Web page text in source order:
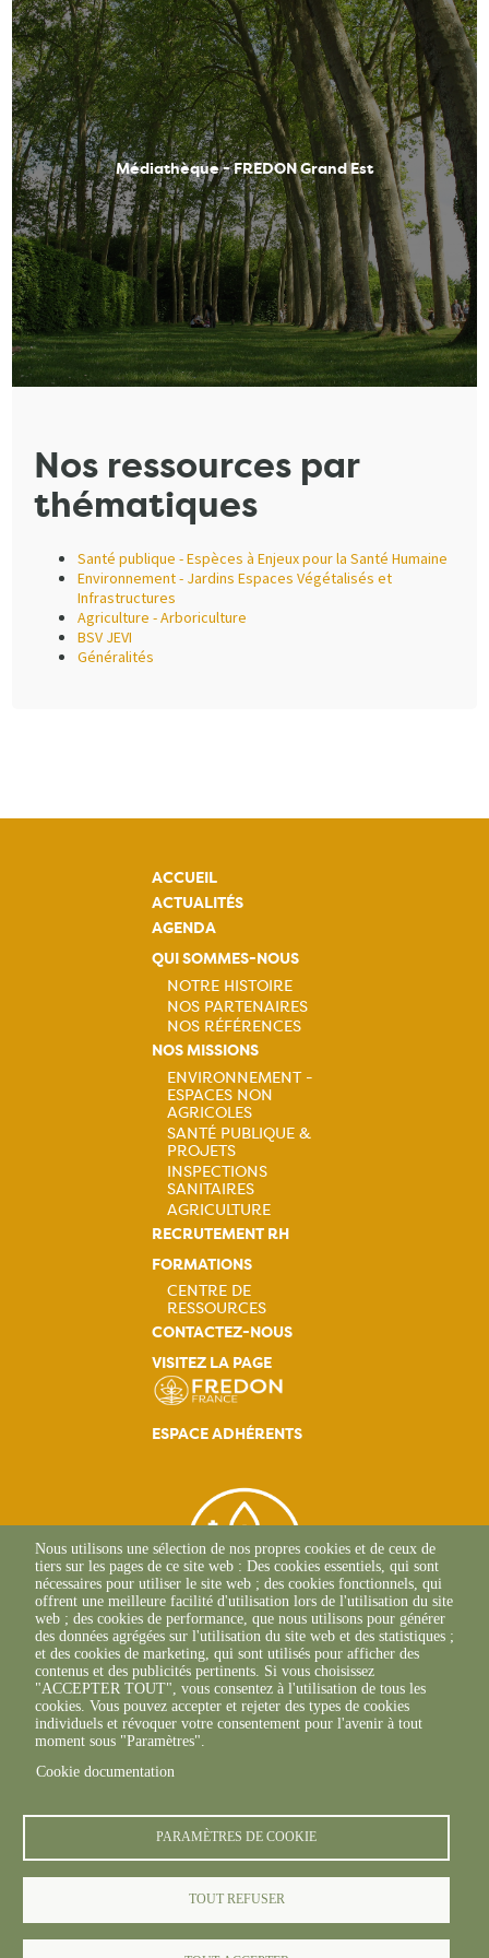
Médiathèque - FREDON Grand Est
Nos ressources par
thématiques
Santé publique - Espèces à Enjeux pour la Santé Humaine
Environnement - Jardins Espaces Végétalisés et
Infrastructures
Agriculture - Arboriculture
BSV JEVI
Généralités
ACCUEIL
ACTUALITÉS
AGENDA
QUI SOMMES-NOUS
Navigation
principale
NOTRE HISTOIRE
NOS PARTENAIRES
NOS RÉFÉRENCES
NOS MISSIONS
Navigation
principale
ENVIRONNEMENT -
ESPACES NON
AGRICOLES
SANTÉ PUBLIQUE &
PROJETS
INSPECTIONS
SANITAIRES
AGRICULTURE
RECRUTEMENT RH
FORMATIONS
Navigation
principale
CENTRE DE
RESSOURCES
CONTACTEZ-NOUS
VISITEZ LA PAGE
ESPACE ADHÉRENTS
2, Esplanade Roland
Garros
51 100 REIMS
03.26.77.36.70
© FREDON 2019 -Mentions légales
Nous utilisons une sélection de nos propres cookies et de ceux de
tiers sur les pages de ce site web : Des cookies essentiels, qui sont
nécessaires pour utiliser le site web ; des cookies fonctionnels, qui
offrent une meilleure facilité d'utilisation lors de l'utilisation du site
web ; des cookies de performance, que nous utilisons pour générer
des données agrégées sur l'utilisation du site web et des statistiques ;
et des cookies de marketing, qui sont utilisés pour afficher des
contenus et des publicités pertinents. Si vous choisissez
"ACCEPTER TOUT", vous consentez à l'utilisation de tous les
cookies. Vous pouvez accepter et rejeter des types de cookies
individuels et révoquer votre consentement pour l'avenir à tout
moment sous "Paramètres".
Cookie documentation
PARAMÈTRES DE COOKIE
TOUT REFUSER